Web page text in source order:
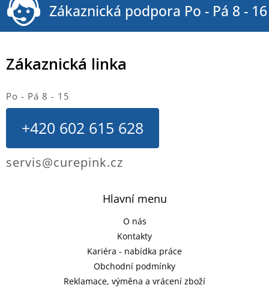
Hlavní menu
O nás
Kontakty
Kariéra - nabídka práce
Obchodní podmínky
Reklamace, výměna a vrácení zboží
Zákaznická linka
Po - Pá 8 - 15
+420 602 615 628
servis@curepink.cz
Zákaznická podpora Po - Pá 8 - 16